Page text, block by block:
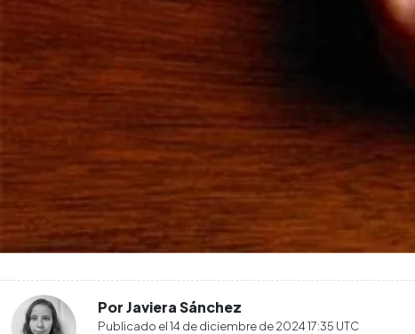
Por Javiera Sánchez
Publicado el14 de diciembre de 2024 17:35 UTC